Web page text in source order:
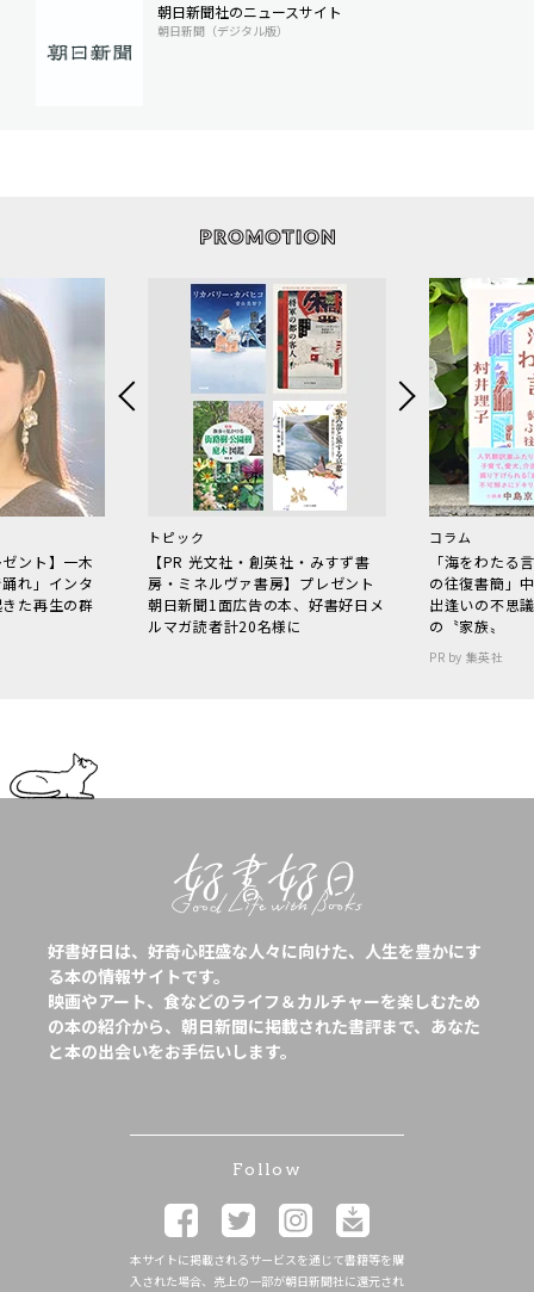
朝日新聞社のニュースサイト
朝日新聞（デジタル版）
ント】一木
れ」インタ
た再生の群
トピック
【PR 光文社・創英社・みすず書
房・ミネルヴァ書房】プレゼント
朝日新聞1面広告の本、好書好日メ
ルマガ読者計20名様に
コラム
「海をわた
の往復書簡」
出逢いの不思
の〝家族〟
PR by 集英社
好書好日は、好奇心旺盛な人々に向けた、人生を豊かにす
る本の情報サイトです。
映画やアート、食などのライフ＆カルチャーを楽しむため
の本の紹介から、朝日新聞に掲載された書評まで、あなた
と本の出会いをお手伝いします。
Follow
本サイトに掲載されるサービスを通じて書籍等を購
入された場合、売上の一部が朝日新聞社に還元され